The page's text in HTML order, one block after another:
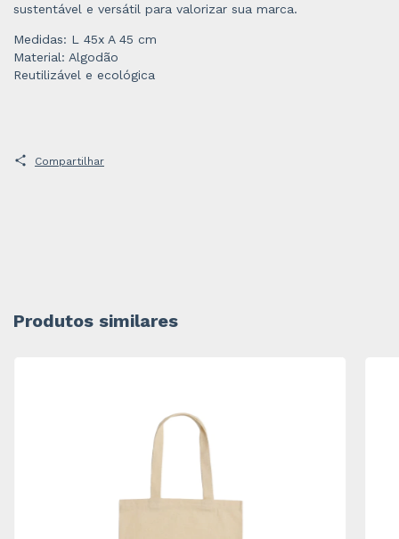
sustentável e versátil para valorizar sua marca.
Medidas: L 45x A 45 cm
Material: Algodão
Reutilizável e ecológica
Compartilhar
Produtos similares